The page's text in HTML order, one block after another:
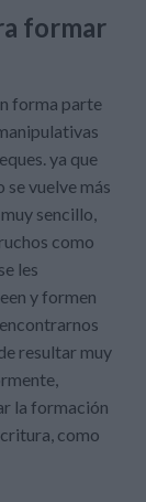
formar
forma parte
ya que
vuelve más
sencillo,
como
les
y formen
resultar muy
la formación
como